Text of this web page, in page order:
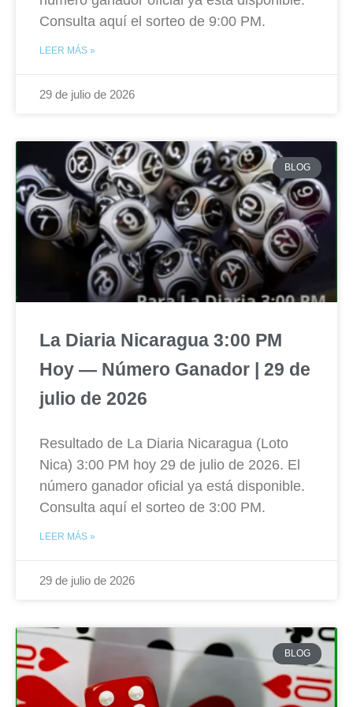
Consulta aquí el sorteo de 9:00 PM.
LEER MÁS »
29 de julio de 2026
BLOG
La Diaria Nicaragua 3:00 PM
Hoy — Número Ganador | 29 de
julio de 2026
Resultado de La Diaria Nicaragua (Loto
Nica) 3:00 PM hoy 29 de julio de 2026. El
número ganador oficial ya está disponible.
Consulta aquí el sorteo de 3:00 PM.
LEER MÁS »
29 de julio de 2026
BLOG